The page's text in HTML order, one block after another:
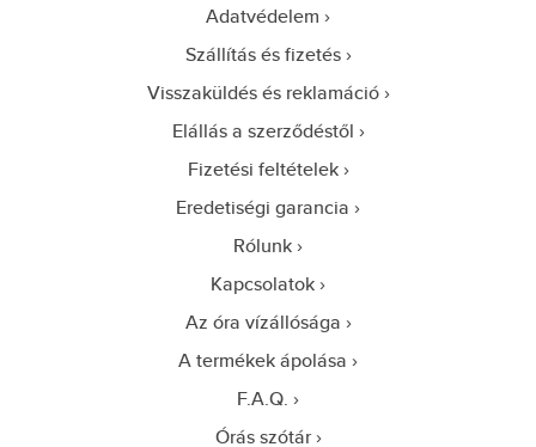
Adatvédelem
Szállítás és fizetés
Visszaküldés és reklamáció
Elállás a szerződéstől
Fizetési feltételek
Eredetiségi garancia
Rólunk
Kapcsolatok
Az óra vízállósága
A termékek ápolása
F.A.Q.
Órás szótár